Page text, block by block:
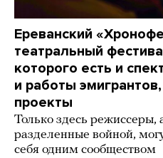
Ереванский
театральный
которого есть и
и работы
проекты
Только здесь режиссеры,
разделенные войной,
себя одним сообществом